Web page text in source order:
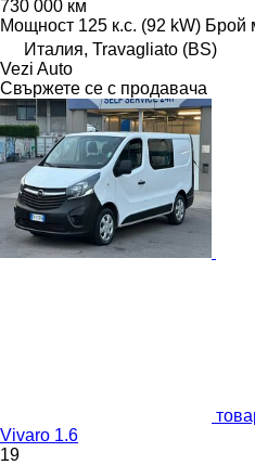
730 000 км
Мощност 125 к.с. (92 kW) Брой
Италия, Travagliato (BS)
Vezi Auto
Свържете се с продавача
Vivaro 1.6
19